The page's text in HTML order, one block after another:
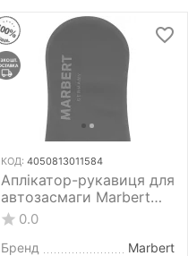
КОД: 4050813011584
Аплікатор-рукавиця для
автозасмаги Marbert
Sun Self-tanning mitten
Sun
0.0
Бренд
Marbert